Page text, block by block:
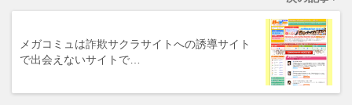
メガコミュは詐欺サクラサイトへの誘導サイト
で出会えないサイトで…